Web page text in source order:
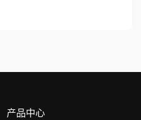
产品中心